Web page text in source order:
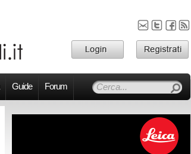
Guide Forum